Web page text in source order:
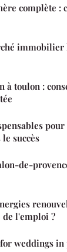
complète :
immobilier
à toulon :
succès
de-
de l'emploi ?
weddings